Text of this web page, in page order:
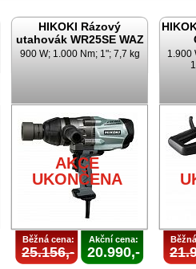
HIKOKI Rázový
utahovák WR25SE WAZ
900 W; 1.000 Nm; 1"; 7,7 kg
AKCE
UKONČENA
Běžná cena:
25.156,-
Akční cena:
20.990,-
1.900